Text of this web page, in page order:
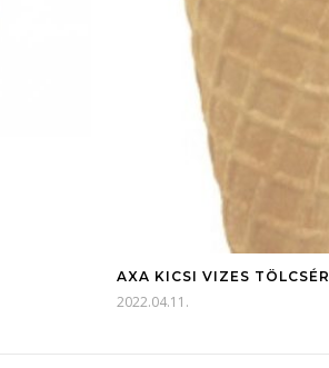
AXA KICSI VIZES TÖLCSÉR
2022.04.11.